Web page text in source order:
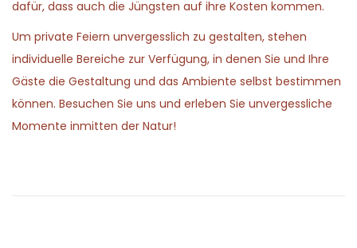
dafür, dass auch die Jüngsten auf ihre Kosten kommen.
Um private Feiern unvergesslich zu gestalten, stehen
individuelle Bereiche zur Verfügung, in denen Sie und Ihre
Gäste die Gestaltung und das Ambiente selbst bestimmen
können. Besuchen Sie uns und erleben Sie unvergessliche
Momente inmitten der Natur!